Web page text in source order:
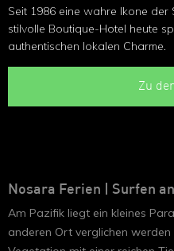
Seit 1986 eine wahre Ikone
stilvolle Boutique-Hotel heute
authentischen lokalen Charme.
Zu
Nosara Ferien | Surfen
Am Pazifik liegt ein kleines
anderen Ort verglichen